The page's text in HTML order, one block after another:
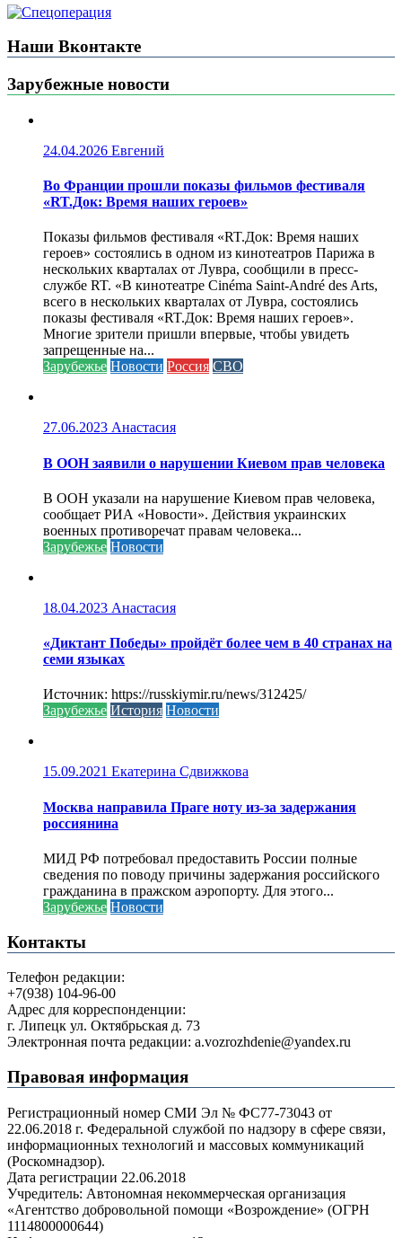
Наши Вконтакте
Зарубежные новости
24.04.2026 Евгений
Во Франции прошли показы фильмов фестиваля
«RT.Док: Время наших героев»
Показы фильмов фестиваля «RT.Док: Время наших
героев» состоялись в одном из кинотеатров Парижа в
нескольких кварталах от Лувра, сообщили в пресс-
службе RT. «В кинотеатре Cinéma Saint-André des Arts,
всего в нескольких кварталах от Лувра, состоялись
показы фестиваля «RT.Док: Время наших героев».
Многие зрители пришли впервые, чтобы увидеть
запрещенные на...
Зарубежье Новости Россия СВО
27.06.2023 Анастасия
В ООН заявили о нарушении Киевом прав человека
В ООН указали на нарушение Киевом прав человека,
сообщает РИА «Новости». Действия украинских
военных противоречат правам человека...
Зарубежье Новости
18.04.2023 Анастасия
«Диктант Победы» пройдёт более чем в 40 странах на
семи языках
Источник: https://russkiymir.ru/news/312425/
Зарубежье История Новости
15.09.2021 Екатерина Сдвижкова
Москва направила Праге ноту из-за задержания
россиянина
МИД РФ потребовал предоставить России полные
сведения по поводу причины задержания российского
гражданина в пражском аэропорту. Для этого...
Зарубежье Новости
Контакты
Телефон редакции:
+7(938) 104-96-00
Адрес для корреспонденции:
г. Липецк ул. Октябрьская д. 73
Электронная почта редакции: a.vozrozhdenie@yandex.ru
Правовая информация
Регистрационный номер СМИ Эл № ФС77-73043 от
22.06.2018 г. Федеральной службой по надзору в сфере связи,
информационных технологий и массовых коммуникаций
(Роскомнадзор).
Дата регистрации 22.06.2018
Учредитель: Автономная некоммерческая организация
«Агентство добровольной помощи «Возрождение» (ОГРН
1114800000644)